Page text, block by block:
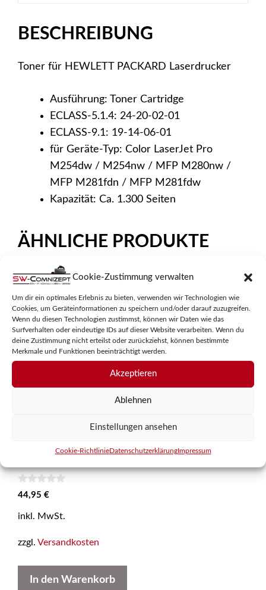
Cookie-Zustimmung verwalten
Um dir ein optimales Erlebnis zu bieten, verwenden wir Technologien wie
Cookies, um Geräteinformationen zu speichern und/oder darauf zuzugreifen.
Wenn du diesen Technologien zustimmst, können wir Daten wie das
Surfverhalten oder eindeutige IDs auf dieser Website verarbeiten. Wenn du
deine Zustimmung nicht erteilst oder zurückziehst, können bestimmte
Merkmale und Funktionen beeinträchtigt werden.
Akzeptieren
Ablehnen
Einstellungen ansehen
Cookie-RichtlinieDatenschutzerklärungImpressum
LaserJet
M254dw,
BESCHREIBUNG
Toner für HEWLETT PACKARD Laserdrucker
Ausführung: Toner Cartridge
ECLASS-5.1.4: 24-20-02-01
ECLASS-9.1: 19-14-06-01
für Geräte-Typ: Color LaserJet Pro
M254dw / M254nw / MFP M280nw /
MFP M281fdn / MFP M281fdw
Kapazität: Ca. 1.300 Seiten
ÄHNLICHE PRODUKTE
0
v
n
44,95 €
inkl. MwSt.
zzgl. Versandkosten
In den Warenkorb